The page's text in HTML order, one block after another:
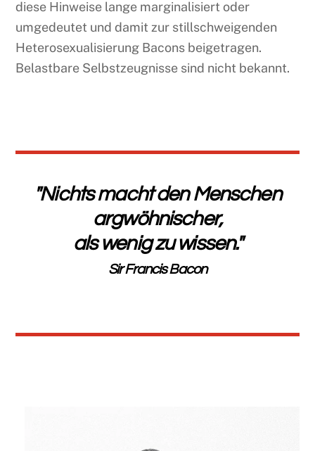
diese Hinweise lange marginalisiert oder
umgedeutet und damit zur stillschweigenden
Heterosexualisierung Bacons beigetragen.
Belastbare Selbstzeugnisse sind nicht bekannt.
"Nichts macht den Menschen
argwöhnischer,
als wenig zu wissen."
Sir Francis Bacon